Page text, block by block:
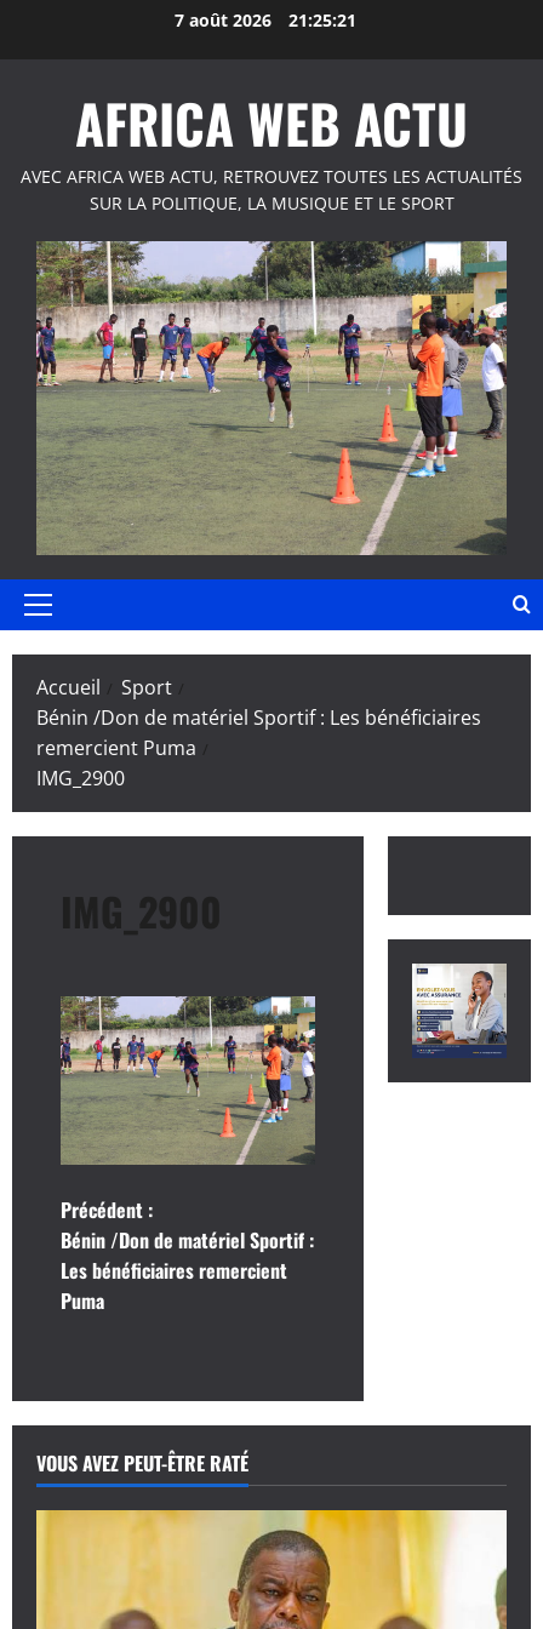
7 août 2026 21:25:22
AFRICA WEB ACTU
AVEC AFRICA WEB ACTU, RETROUVEZ TOUTES LES ACTUALITÉS
SUR LA POLITIQUE, LA MUSIQUE ET LE SPORT
Menu
Accueil
Sport
Bénin /Don de matériel Sportif : Les bénéficiaires
remercient Puma
IMG_2900
IMG_2900
N
a
v
g
a
t
Précédent :
Bénin /Don de matériel Sportif :
Les bénéficiaires remercient
Puma
VOUS AVEZ PEUT-ÊTRE RATÉ